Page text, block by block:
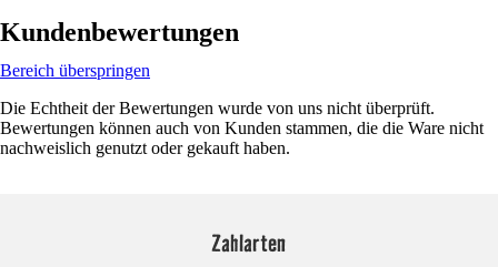
Kundenbewertungen
Bereich überspringen
Die Echtheit der Bewertungen wurde von uns nicht überprüft.
Bewertungen können auch von Kunden stammen, die die Ware nicht
nachweislich genutzt oder gekauft haben.
Zahlarten